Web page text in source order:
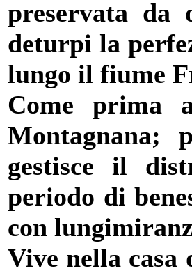
preservata da
deturpi la
lungo il fiume
Come prima
Montagnana;
gestisce il
periodo di
con
Vive nella